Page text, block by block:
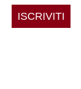
ISCRIVITI